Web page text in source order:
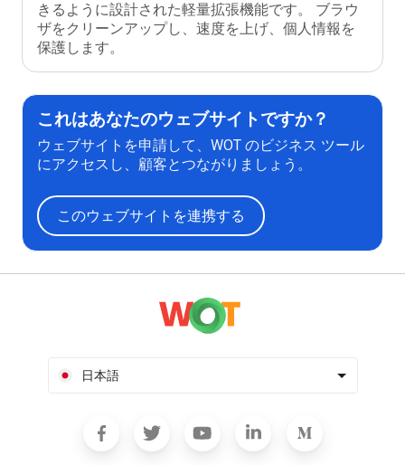
きるように設計された軽量拡張機能です。 ブラウ
ザをクリーンアップし、速度を上げ、個人情報を
保護します。
これはあなたのウェブサイトですか？
ウェブサイトを申請して、WOT のビジネス ツール
にアクセスし、顧客とつながりましょう。
このウェブサイトを連携する
日本語